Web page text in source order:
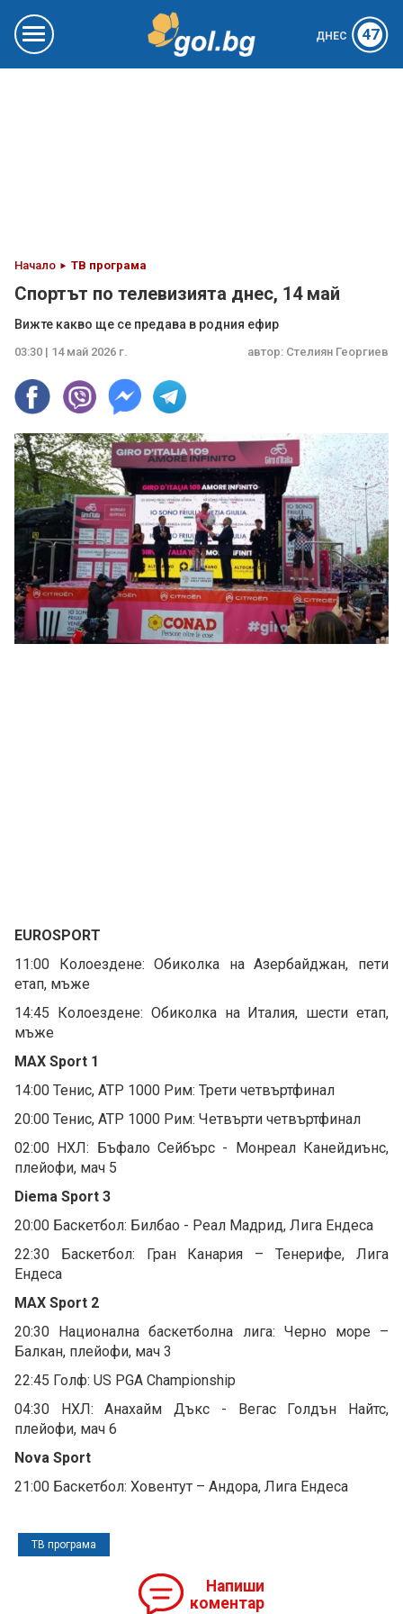
ДНЕС 47
Начало ТВ програма
Спортът по телевизията днес, 14 май
Вижте какво ще се предава в родния ефир
03:30 | 14 май 2026 г. автор: Стелиян Георгиев
EUROSPORT
11:00 Колоездене: Обиколка на Азербайджан, пети
етап, мъже
14:45 Колоездене: Обиколка на Италия, шести етап,
мъже
MAX Sport 1
14:00 Тенис, ATP 1000 Рим: Трети четвъртфинал
20:00 Тенис, ATP 1000 Рим: Четвърти четвъртфинал
02:00 НХЛ: Бъфало Сейбърс - Монреал Канейдиънс,
плейофи, мач 5
Diema Sport 3
20:00 Баскетбол: Билбао - Реал Мадрид, Лига Ендеса
22:30 Баскетбол: Гран Канария – Тенерифе, Лига
Ендеса
MAX Sport 2
20:30 Национална баскетболна лига: Черно море –
Балкан, плейофи, мач 3
22:45 Голф: US PGA Championship
04:30 НХЛ: Анахайм Дъкс - Вегас Голдън Найтс,
плейофи, мач 6
Nova Sport
21:00 Баскетбол: Ховентут – Андора, Лига Ендеса
ТВ програма
Напиши
коментар